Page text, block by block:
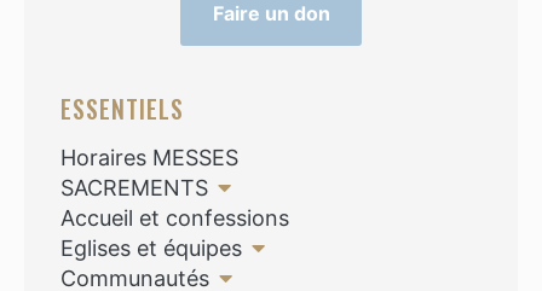
Faire un don
ESSENTIELS
Horaires MESSES
SACREMENTS
Accueil et confessions
Eglises et équipes
Communautés